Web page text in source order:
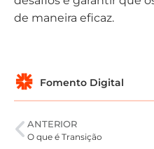
de maneira eficaz.
Fomento Digital
ANTERIOR
O que é Transição